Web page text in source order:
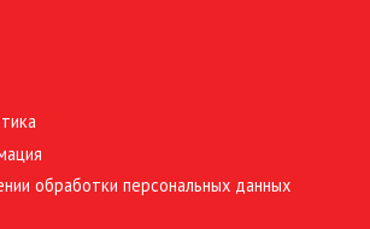
обработки персональных данных